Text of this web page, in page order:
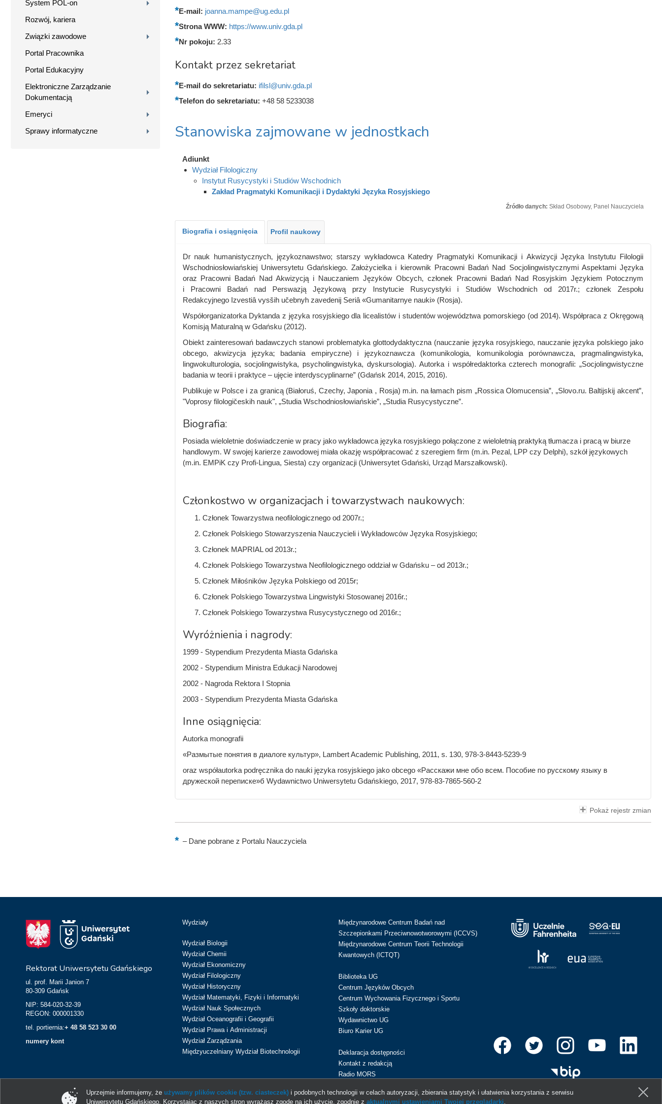
System POL-on
Rozwój, kariera
Związki zawodowe
Portal Pracownika
Portal Edukacyjny
Elektroniczne Zarządzanie
Dokumentacją
Emeryci
Sprawy informatyczne
E-mail: joanna.mampe@ug.edu.pl
Strona WWW: https://www.univ.gda.pl
Nr pokoju: 2.33
Kontakt przez sekretariat
E-mail do sekretariatu: ifilsl@univ.gda.pl
Telefon do sekretariatu: +48 58 5233038
Stanowiska zajmowane w jednostkach
Adiunkt
Wydział Filologiczny
Instytut Rusycystyki i Studiów Wschodnich
Zakład Pragmatyki Komunikacji i Dydaktyki Języka Rosyjskiego
Źródło danych: Skład Osobowy, Panel Nauczyciela
Biografia i osiągnięcia Profil naukowy
Dr nauk humanistycznych, językoznawstwo; starszy wykładowca Katedry Pragmatyki Komunikacji i Akwizycji Języka Instytutu Filologii
Wschodniosłowiańskiej Uniwersytetu Gdańskiego. Założycielka i kierownik Pracowni Badań Nad Socjolingwistycznymi Aspektami Języka
oraz Pracowni Badań Nad Akwizycją i Nauczaniem Języków Obcych, członek Pracowni Badań Nad Rosyjskim Językiem Potocznym
i Pracowni Badań nad Perswazją Językową przy Instytucie Rusycystyki i Studiów Wschodnich od 2017r.; członek Zespołu
Redakcyjnego Izvestiâ vysših učebnyh zavedenij Seriâ «Gumanitarnye nauki» (Rosja).
Współorganizatorka Dyktanda z języka rosyjskiego dla licealistów i studentów województwa pomorskiego (od 2014). Współpraca z Okręgową
Komisją Maturalną w Gdańsku (2012).
Obiekt zainteresowań badawczych stanowi problematyka glottodydaktyczna (nauczanie języka rosyjskiego, nauczanie języka polskiego jako
obcego, akwizycja języka; badania empiryczne) i językoznawcza (komunikologia, komunikologia porównawcza, pragmalingwistyka,
lingwokulturologia, socjolingwistyka, psycholingwistyka, dyskursologia). Autorka i współredaktorka czterech monografii: „Socjolingwistyczne
badania w teorii i praktyce – ujęcie interdyscyplinarne” (Gdańsk 2014, 2015, 2016).
Publikuje w Polsce i za granicą (Białoruś, Czechy, Japonia , Rosja) m.in. na łamach pism „Rossica Olomucensia”, „Slovo.ru. Baltijskij akcent”,
"Voprosy filologičeskih nauk", „Studia Wschodniosłowiańskie”, „Studia Rusycystyczne”.
Biografia:
Posiada wieloletnie doświadczenie w pracy jako wykładowca języka rosyjskiego połączone z wieloletnią praktyką tłumacza i pracą w biurze
handlowym. W swojej karierze zawodowej miała okazję współpracować z szeregiem firm (m.in. Pezal, LPP czy Delphi), szkół językowych
(m.in. EMPiK czy Profi-Lingua, Siesta) czy organizacji (Uniwersytet Gdański, Urząd Marszałkowski).
Członkostwo w organizacjach i towarzystwach naukowych:
Członek Towarzystwa neofilologicznego od 2007r.;
Członek Polskiego Stowarzyszenia Nauczycieli i Wykładowców Języka Rosyjskiego;
Członek MAPRIAL od 2013r.;
Członek Polskiego Towarzystwa Neofilologicznego oddział w Gdańsku – od 2013r.;
Członek Miłośników Języka Polskiego od 2015r;
Członek Polskiego Towarzystwa Lingwistyki Stosowanej 2016r.;
Członek Polskiego Towarzystwa Rusycystycznego od 2016r.;
Wyróżnienia i nagrody:
1999 - Stypendium Prezydenta Miasta Gdańska
2002 - Stypendium Ministra Edukacji Narodowej
2002 - Nagroda Rektora I Stopnia
2003 - Stypendium Prezydenta Miasta Gdańska
Inne osiągnięcia:
Autorka monografii
«Размытые понятия в диалоге культур», Lambert Academic Publishing, 2011, s. 130, 978-3-8443-5239-9
oraz współautorka podręcznika do nauki języka rosyjskiego jako obcego «Расскажи мне обо всем. Пособие по русскому языку в
дружеской переписке»б Wydawnictwo Uniwersytetu Gdańskiego, 2017, 978-83-7865-560-2
Pokaż rejestr zmian
–Dane pobrane z Portalu Nauczyciela
Rektorat Uniwersytetu Gdańskiego
ul. prof. Marii Janion 7
80-309 Gdańsk
NIP: 584-020-32-39
REGON: 000001330
tel. portiernia:+ 48 58 523 30 00
numery kont
Wydziały
Wydział Biologii
Wydział Chemii
Wydział Ekonomiczny
Wydział Filologiczny
Wydział Historyczny
Wydział Matematyki, Fizyki i Informatyki
Wydział Nauk Społecznych
Wydział Oceanografii i Geografii
Wydział Prawa i Administracji
Wydział Zarządzania
Międzyuczelniany Wydział Biotechnologii
Międzynarodowe Centrum Badań nad
Szczepionkami Przeciwnowotworowymi (ICCVS)
Międzynarodowe Centrum Teorii Technologii
Kwantowych (ICTQT)
Biblioteka UG
Centrum Języków Obcych
Centrum Wychowania Fizycznego i Sportu
Szkoły doktorskie
Wydawnictwo UG
Biuro Karier UG
Deklaracja dostępności
Kontakt z redakcją
Radio MORS
Uprzejmie informujemy, że używamy plików cookie (tzw. ciasteczek)i podobnych technologii w celach autoryzacji, zbierania statystyk i ułatwienia korzystania z serwisu
Uniwersytetu Gdańskiego. Korzystając z naszych stron wyrażasz zgodę na ich użycie, zgodnie z aktualnymi ustawieniami Twojej przeglądarki.